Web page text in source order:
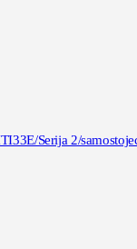
Serija 2/